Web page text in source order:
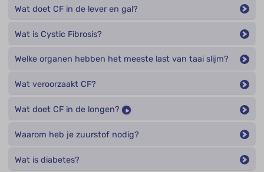
Wat doet CF in de lever en gal?
Wat is Cystic Fibrosis?
Welke organen hebben het meeste last van taai slijm?
Wat veroorzaakt CF?
Wat doet CF in de longen?
Waarom heb je zuurstof nodig?
Wat is diabetes?